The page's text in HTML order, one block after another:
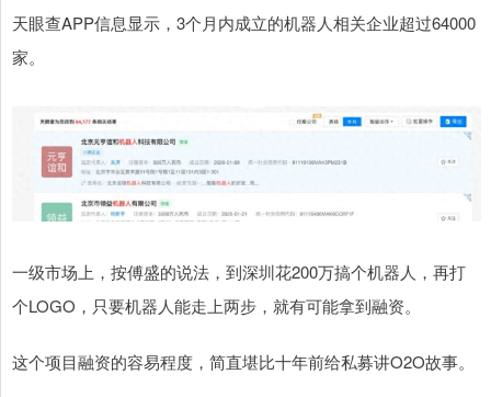
天眼查APP信息显示，3个月内成立的机器人相关企业超过64000
家。
一级市场上，按傅盛的说法，到深圳花200万搞个机器人，再打
个LOGO，只要机器人能走上两步，就有可能拿到融资。
这个项目融资的容易程度，简直堪比十年前给私募讲O2O故事。